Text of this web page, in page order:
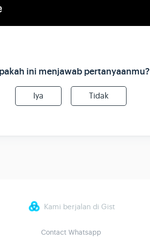
ini menjawab pertanyaanmu?
Iya Tidak
Kami berjalan di Gist
Contact Whatsapp